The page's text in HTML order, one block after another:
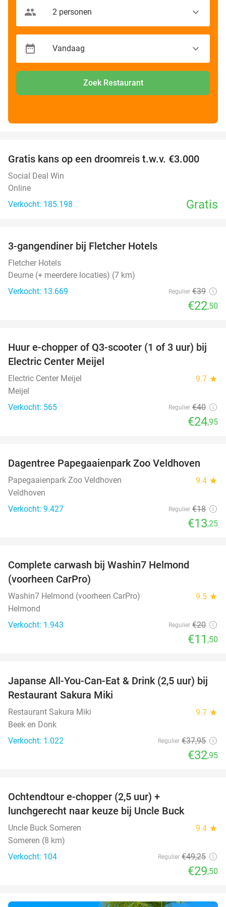
Zoek Restaurant
Gratis kans op een droomreis t.w.v. €3.000
Social Deal Win
Online
Verkocht: 185.198
Gratis
3-gangendiner bij Fletcher Hotels
Fletcher Hotels
Deurne (+ meerdere locaties) (7 km)
Verkocht: 13.669
Regulier €39
€22,50
38%
Huur e-chopper of Q3-scooter (1 of 3 uur) bij
Electric Center Meijel
Electric Center Meijel 9.7 star
Meijel
Verkocht: 565
Regulier €40
€24,95
26%
Dagentree Papegaaienpark Zoo Veldhoven
Papegaaienpark Zoo Veldhoven 9.4 star
Veldhoven
Verkocht: 9.427
Regulier €18
€13,25
Complete carwash bij Washin7 Helmond
(voorheen CarPro)
Washin7 Helmond (voorheen CarPro) 9.5 star
Helmond
Verkocht: 1.943
Regulier €20
€11 ,50
13%
Japanse All-You-Can-Eat & Drink (2,5 uur) bij
Restaurant Sakura Miki
Restaurant Sakura Miki 9.7 star
Beek en Donk
Verkocht: 1.022
Regulier €37,95
€32,95
Ochtendtour e-chopper (2,5 uur) +
lunchgerecht naar keuze bij Uncle Buck
Uncle Buck Someren 9.4 star
Someren (8 km)
Verkocht: 104
Regulier €49,25
€29,50